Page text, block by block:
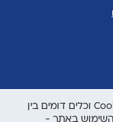
לידיעתך, באתר זה נעשה שימוש בקבצי Cookies וכלים דומים בין
השימוש באתר -